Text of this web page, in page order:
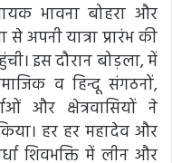
भावना बोहरा और
अपनी यात्रा प्रारंभ की
इस दौरान बोड़ला, में
व हिन्दू संगठनों,
और क्षेत्रवासियों ने
हर हर महादेव और
शिवभक्ति में लीन और